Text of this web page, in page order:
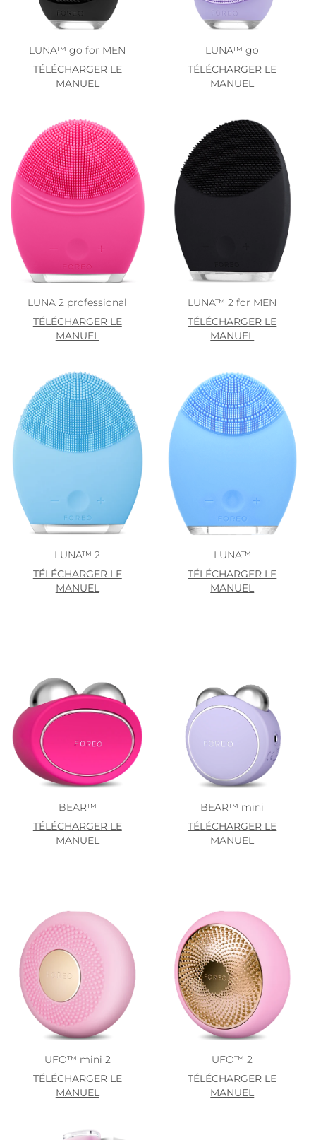
LUNA™ go for MEN
TÉLÉCHARGER LE
MANUEL
LUNA™ go
TÉLÉCHARGER LE
MANUEL
LUNA 2 professional
TÉLÉCHARGER LE
MANUEL
LUNA™ 2 for MEN
TÉLÉCHARGER LE
MANUEL
LUNA™ 2
TÉLÉCHARGER LE
MANUEL
LUNA™
TÉLÉCHARGER LE
MANUEL
BEAR™
TÉLÉCHARGER LE
MANUEL
BEAR™ mini
TÉLÉCHARGER LE
MANUEL
UFO™ mini 2
TÉLÉCHARGER LE
MANUEL
UFO™ 2
TÉLÉCHARGER LE
MANUEL
Turquie Livraison estimée
Émirats arabes unis Livraison estimée
Royaume-Uni
États-Unis Livraison estimée8/9/26
Ouzbékistan Livraison estimée8/13/26
Viêt Nam Livraison estimée 8/14/26